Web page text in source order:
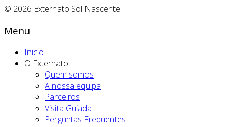
© 2026 Externato Sol Nascente
Menu
Inicio
O Externato
Quem somos
A nossa equipa
Parceiros
Visita Guiada
Perguntas Frequentes